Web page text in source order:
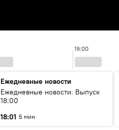
19:00
Ежедневные новости
Ежедневные новости. Выпуск
18:00
18:01 5 мин